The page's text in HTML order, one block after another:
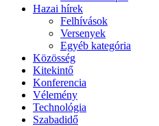
Hazai hírek
Felhívások
Versenyek
Egyéb kategória
Közösség
Kitekintő
Konferencia
Vélemény
Technológia
Szabadidő